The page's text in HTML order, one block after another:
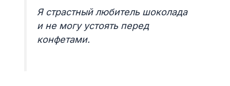
Я страстный любитель шоколада
и не могу устоять перед
конфетами.